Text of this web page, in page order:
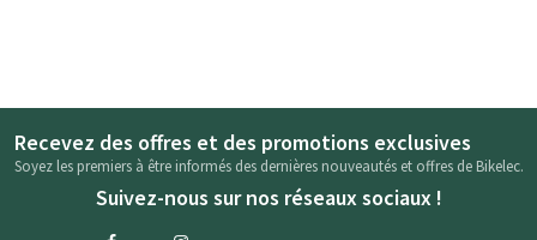
Recevez des offres et des promotions exclusives
Soyez les premiers à être informés des dernières nouveautés et offres de Bikelec.
Suivez-nous sur nos réseaux sociaux !